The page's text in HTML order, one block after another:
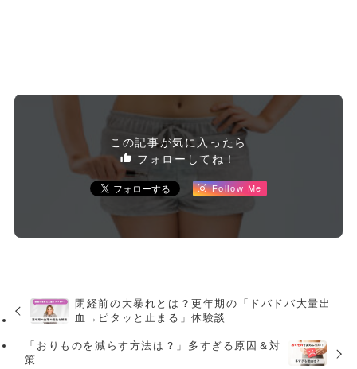
この記事が気に入ったら
フォローしてね！
Follow Me
閉経前の大暴れとは？更年期の「ドバドバ大量出
血→ピタッと止まる」体験談
「おりものを減らす方法は？」多すぎる原因＆対
策